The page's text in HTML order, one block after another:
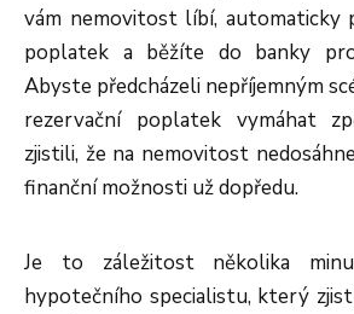
vám nemovitost líbí, automaticky
poplatek a běžíte do banky
Abyste předcházeli nepříjemným
rezervační poplatek vymáhat
zjistili, že na nemovitost
finanční možnosti už dopředu.
Je to záležitost několika
hypotečního specialistu, který